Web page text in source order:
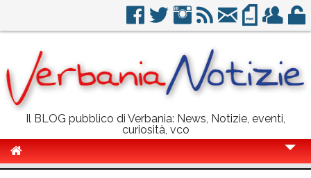
Il BLOG pubblico di Verbania: News, Notizie, eventi,
curiosità, vco